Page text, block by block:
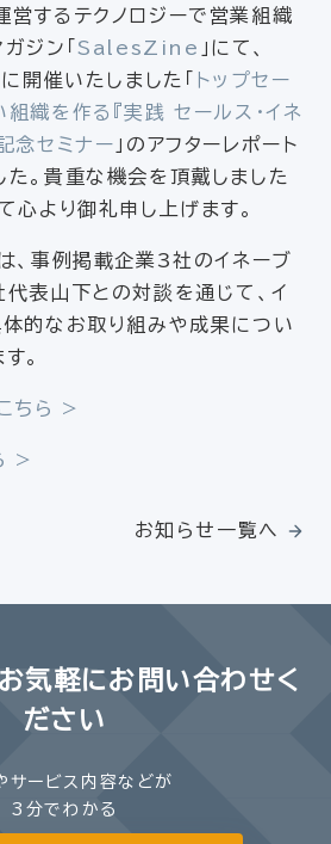
するテクノロジーで営業組織
ジン「SalesZine 」にて、
催いたしました「
トップセー
織を作る『実践 セールス・イネ
念セミナー 」のアフターレポート
。貴重な機会を頂戴しました
心より御礼申し上げます。
、事例掲載企業3社のイネーブ
表山下との対談を通じて、イ
的なお取り組みや成果につい
。
ちら >
>
お知らせ一覧へ
お気軽にお問い合わせく
ださい
サービス内容などが
3分でわかる